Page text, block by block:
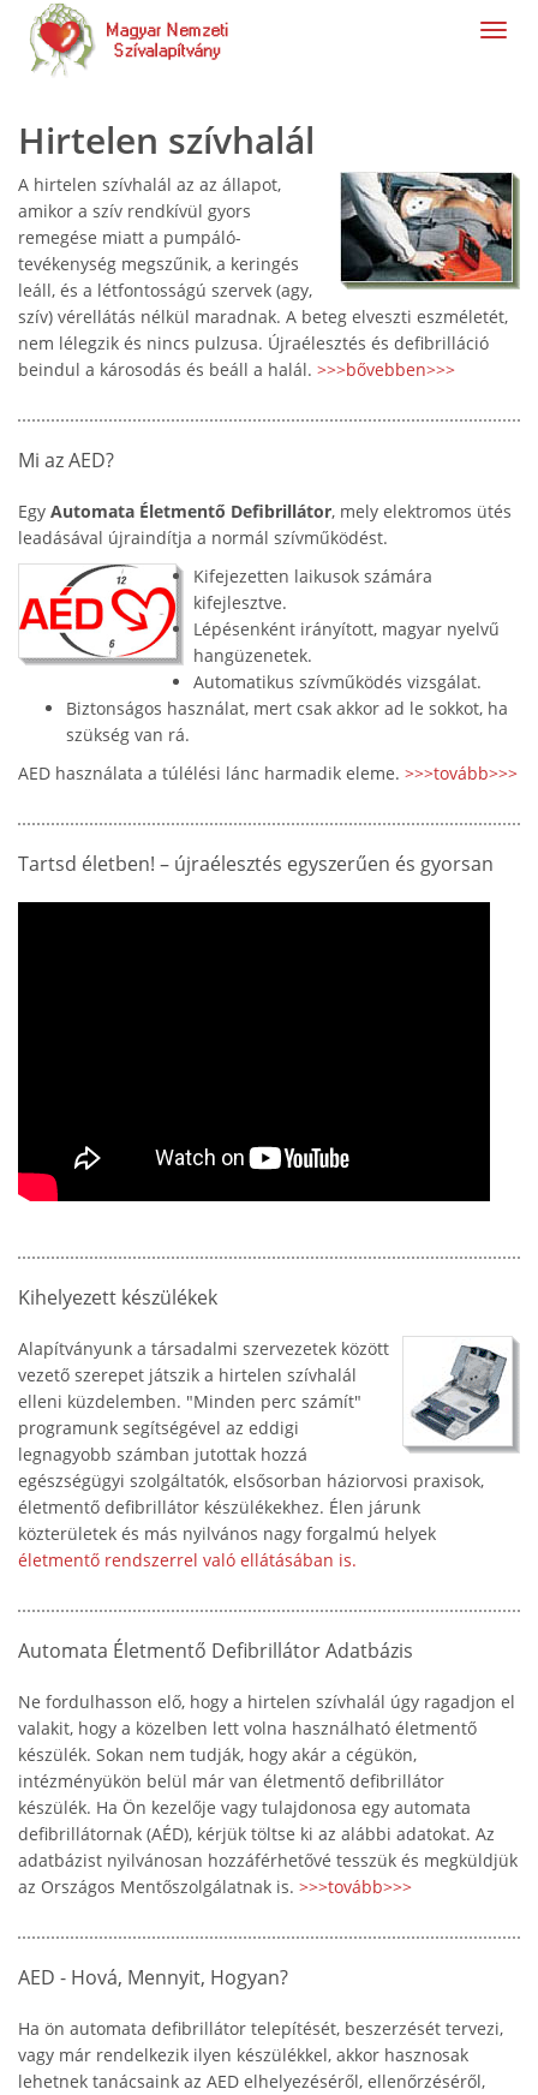
Hirtelen szívhalál
A hirtelen szívhalál az az állapot,
amikor a szív rendkívül gyors
remegése miatt a pumpáló-
tevékenység megszűnik, a keringés
leáll, és a létfontosságú szervek (agy,
szív) vérellátás nélkül maradnak. A beteg elveszti eszméletét,
nem lélegzik és nincs pulzusa. Újraélesztés és defibrilláció
beindul a károsodás és beáll a halál. >>>bővebben>>>
Mi az AED?
Egy Automata Életmentő Defibrillátor, mely elektromos ütés
leadásával újraindítja a normál szívműködést.
Kifejezetten laikusok számára
kifejlesztve.
Lépésenként irányított, magyar nyelvű
hangüzenetek.
Automatikus szívműködés vizsgálat.
Biztonságos használat, mert csak akkor ad le sokkot, ha
szükség van rá.
AED használata a túlélési lánc harmadik eleme. >>>tovább>>>
Tartsd életben! – újraélesztés egyszerűen és gyorsan
Kihelyezett készülékek
Alapítványunk a társadalmi szervezetek között
vezető szerepet játszik a hirtelen szívhalál
elleni küzdelemben. "Minden perc számít"
programunk segítségével az eddigi
legnagyobb számban jutottak hozzá
egészségügyi szolgáltatók, elsősorban háziorvosi praxisok,
életmentő defibrillátor készülékekhez. Élen járunk
közterületek és más nyilvános nagy forgalmú helyek
életmentő rendszerrel való ellátásában is.
Automata Életmentő Defibrillátor Adatbázis
Ne fordulhasson elő, hogy a hirtelen szívhalál úgy ragadjon el
valakit, hogy a közelben lett volna használható életmentő
készülék. Sokan nem tudják, hogy akár a cégükön,
intézményükön belül már van életmentő defibrillátor
készülék. Ha Ön kezelője vagy tulajdonosa egy automata
defibrillátornak (AÉD), kérjük töltse ki az alábbi adatokat. Az
adatbázist nyilvánosan hozzáférhetővé tesszük és megküldjük
az Országos Mentőszolgálatnak is. >>>tovább>>>
AED - Hová, Mennyit, Hogyan?
Ha ön automata defibrillátor telepítését, beszerzését tervezi,
vagy már rendelkezik ilyen készülékkel, akkor hasznosak
lehetnek tanácsaink az AED elhelyezéséről, ellenőrzéséről,